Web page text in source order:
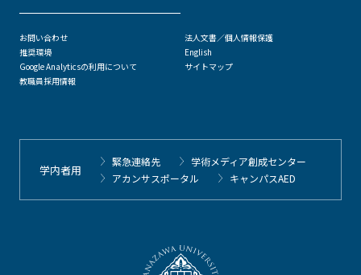
お問い合わせ
推奨環境
Google Analyticsの利用について
教職員採用情報
法人文書／個人情報保護
English
サイトマップ
学内者用
緊急連絡先
学術メディア創成センター
アカンサスポータル
キャンパスAED